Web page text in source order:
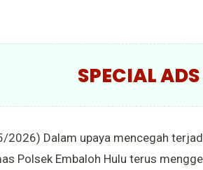
SPECIAL ADS
2026) Dalam upaya mencegah
Polsek Embaloh Hulu terus